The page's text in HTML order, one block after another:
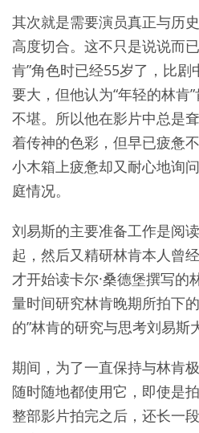
其次就是需要演员真正与历
高度切合。这不只是说说而
肯”角色时已经55岁了，比
要大，但他认为“年轻的林肯
不堪。所以他在影片中总是
着传神的色彩，但早已疲惫
小木箱上疲惫却又耐心地询
庭情况。
刘易斯的主要准备工作是阅
起，然后又精研林肯本人曾
才开始读卡尔·桑德堡撰写的
量时间研究林肯晚期所拍下
的”林肯的研究与思考刘易斯
期间，为了一直保持与林肯
随时随地都使用它，即使是
整部影片拍完之后，还长一